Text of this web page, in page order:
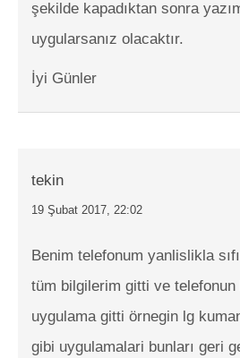
şekilde kapadıktan sonra
uygularsanız olacaktır.
İyi Günler
tekin
19 Şubat 2017, 22:02
Benim telefonum yanlislikla
tüm bilgilerim gitti ve
uygulama gitti örnegin lg
gibi uygulamalari bunları geri